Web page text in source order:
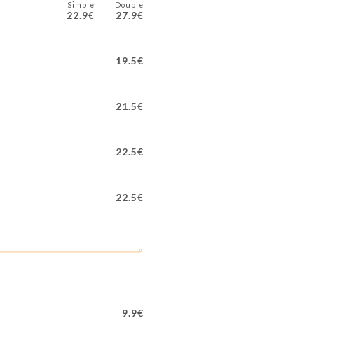
Simple
22.9€
Double
27.9€
19.5€
21.5€
22.5€
22.5€
9.9€